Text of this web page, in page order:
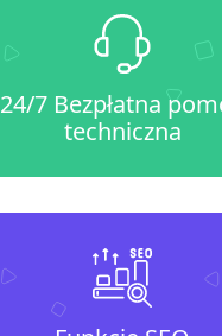
24/7 Bezpłatna
techniczna